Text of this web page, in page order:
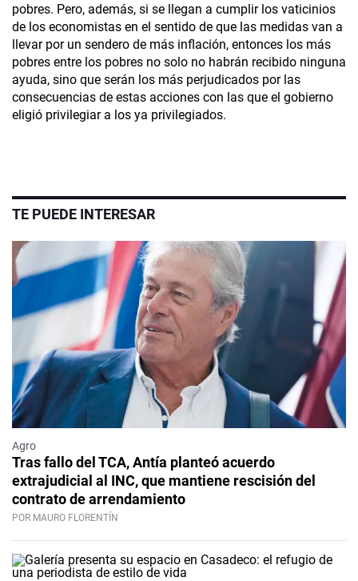
pobres. Pero, además, si se llegan a cumplir los vaticinios
de los economistas en el sentido de que las medidas van a
llevar por un sendero de más inflación, entonces los más
pobres entre los pobres no solo no habrán recibido ninguna
ayuda, sino que serán los más perjudicados por las
consecuencias de estas acciones con las que el gobierno
eligió privilegiar a los ya privilegiados.
TE PUEDE INTERESAR
Agro
Tras fallo del TCA, Antía planteó acuerdo
extrajudicial al INC, que mantiene rescisión del
contrato de arrendamiento
POR MAURO FLORENTÍN